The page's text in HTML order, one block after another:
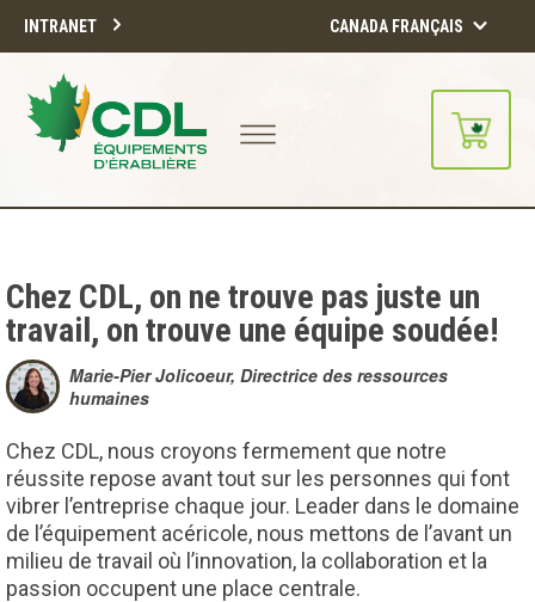
INTRANET CANADA FRANÇAIS
CONTINUER
Chez CDL, on ne trouve pas juste un
travail, on trouve une équipe soudée!
Marie-Pier Jolicoeur, Directrice des ressources
humaines
Chez CDL, nous croyons fermement que notre
réussite repose avant tout sur les personnes qui font
vibrer l’entreprise chaque jour. Leader dans le domaine
de l’équipement acéricole, nous mettons de l’avant un
milieu de travail où l’innovation, la collaboration et la
passion occupent une place centrale.